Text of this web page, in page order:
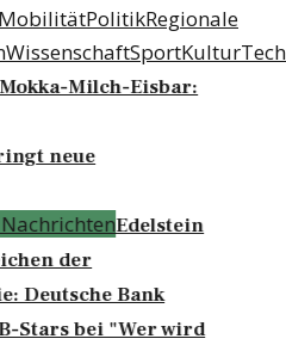
MobilitätPolitikRegionale
WissenschaftSportKultur
Milch-Eisbar:
neue
Edelstein
der
Deutsche Bank
Stars bei "Wer wird